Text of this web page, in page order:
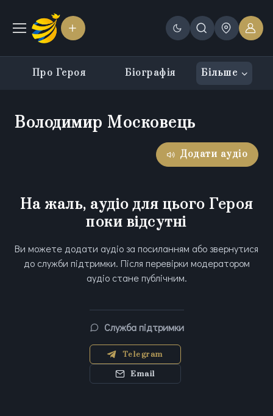
Про Героя Біографія Більше
Володимир Московець
Додати аудіо
На жаль, аудіо для цього Героя
поки відсутні
Ви можете додати аудіо за посиланням або звернутися
до служби підтримки. Після перевірки модератором
аудіо стане публічним.
Служба підтримки
Telegram
Email